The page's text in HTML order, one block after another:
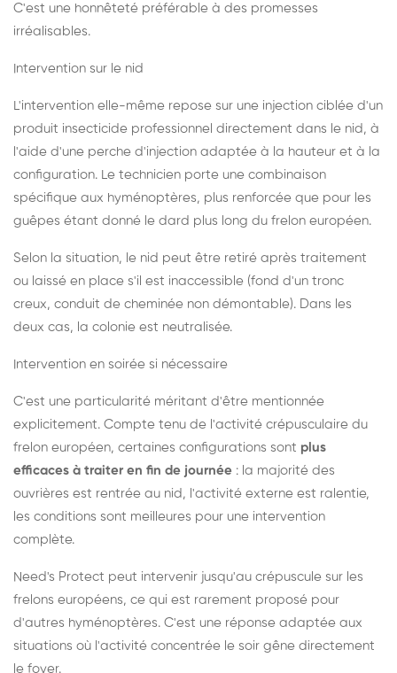
C'est une honnêteté préférable à des promesses
irréalisables.
Intervention sur le nid
L'intervention elle-même repose sur une injection ciblée d'un
produit insecticide professionnel directement dans le nid, à
l'aide d'une perche d'injection adaptée à la hauteur et à la
configuration. Le technicien porte une combinaison
spécifique aux hyménoptères, plus renforcée que pour les
guêpes étant donné le dard plus long du frelon européen.
Selon la situation, le nid peut être retiré après traitement
ou laissé en place s'il est inaccessible (fond d'un tronc
creux, conduit de cheminée non démontable). Dans les
deux cas, la colonie est neutralisée.
Intervention en soirée si nécessaire
C'est une particularité méritant d'être mentionnée
explicitement. Compte tenu de l'activité crépusculaire du
frelon européen, certaines configurations sont plus
efficaces à traiter en fin de journée : la majorité des
ouvrières est rentrée au nid, l'activité externe est ralentie,
les conditions sont meilleures pour une intervention
complète.
Need's Protect peut intervenir jusqu'au crépuscule sur les
frelons européens, ce qui est rarement proposé pour
d'autres hyménoptères. C'est une réponse adaptée aux
situations où l'activité concentrée le soir gêne directement
le foyer.